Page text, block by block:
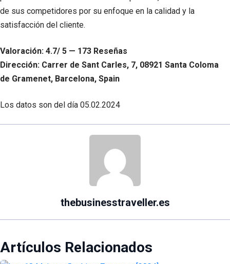
de sus competidores por su enfoque en la calidad y la
satisfacción del cliente.
Valoración: 4.7/ 5 — 173 Reseñas
Dirección: Carrer de Sant Carles, 7, 08921 Santa Coloma
de Gramenet, Barcelona, Spain
Los datos son del día 05.02.2024
thebusinesstraveller.es
Artículos Relacionados